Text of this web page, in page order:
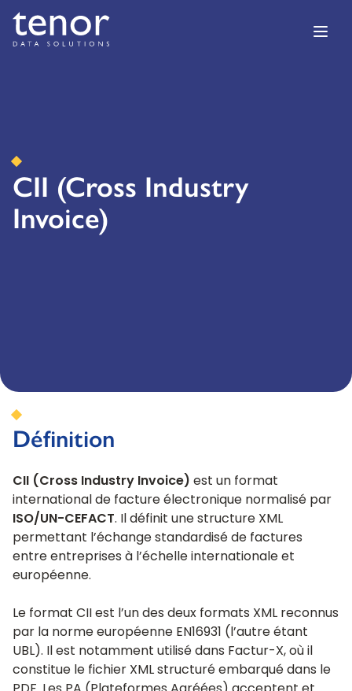
CII (Cross Industry
Invoice)
Définition
CII (Cross Industry Invoice) est un format
international de facture électronique normalisé par
ISO/UN-CEFACT. Il définit une structure XML
permettant l’échange standardisé de factures
entre entreprises à l’échelle internationale et
européenne.
Le format CII est l’un des deux formats XML reconnus
par la norme européenne EN16931 (l’autre étant
UBL). Il est notamment utilisé dans Factur-X, où il
constitue le fichier XML structuré embarqué dans le